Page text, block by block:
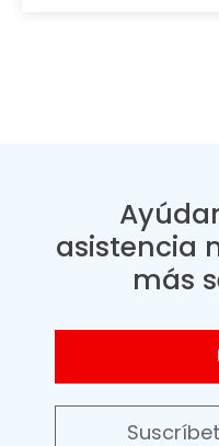
asistencia
más